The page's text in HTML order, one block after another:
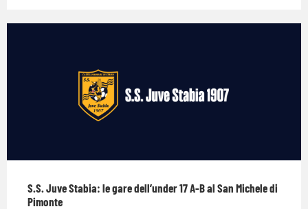
S.S. Juve Stabia: le gare dell’under 17 A-B al San Michele di
Pimonte